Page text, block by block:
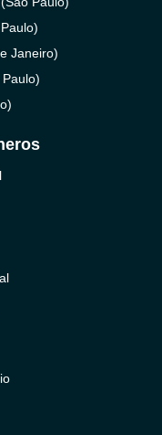
Janeiro)